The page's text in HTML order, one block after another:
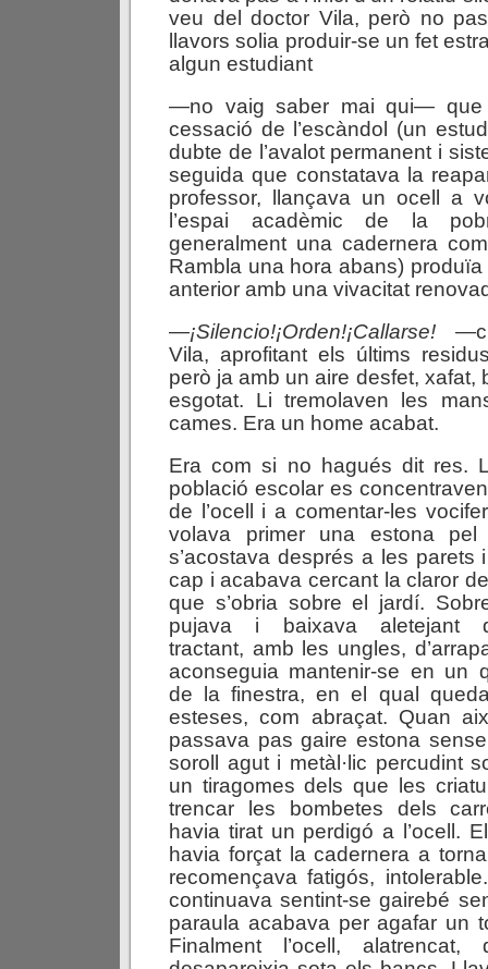
veu del doctor Vila, però no
llavors solia produir-se un fet
algun estudiant
—no vaig saber mai qui— que
cessació de l’escàndol (un
dubte de l’avalot permanent i
seguida que constatava la
professor, llançava un ocell a
l’espai acadèmic de la
generalment una cadernera
Rambla una hora abans)
anterior amb una vivacitat
—¡Silencio!¡Orden!¡Callarse!
Vila, aprofitant els últims
però ja amb un aire desfet, xafat,
esgotat. Li tremolaven les
cames. Era un home acabat.
Era com si no hagués dit res.
població escolar es
de l’ocell i a comentar-les
volava primer una estona pel
s’acostava després a les parets
cap i acabava cercant la claror
que s’obria sobre el jardí.
pujava i baixava aletejant
tractant, amb les ungles,
aconseguia mantenir-se en un
de la finestra, en el qual
esteses, com abraçat. Quan
passava pas gaire estona
soroll agut i metàl·lic percudint
un tiragomes dels que les
trencar les bombetes dels
havia tirat un perdigó a l’ocell.
havia forçat la cadernera a
recomençava fatigós,
continuava sentint-se gairebé
paraula acabava per agafar un
Finalment l’ocell,